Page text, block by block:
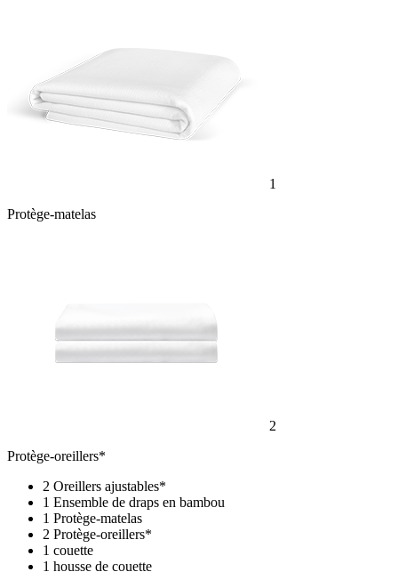
1
Protège-matelas
2
Protège-oreillers*
2 Oreillers ajustables*
1 Ensemble de draps en bambou
1 Protège-matelas
2 Protège-oreillers*
1 couette
1 housse de couette